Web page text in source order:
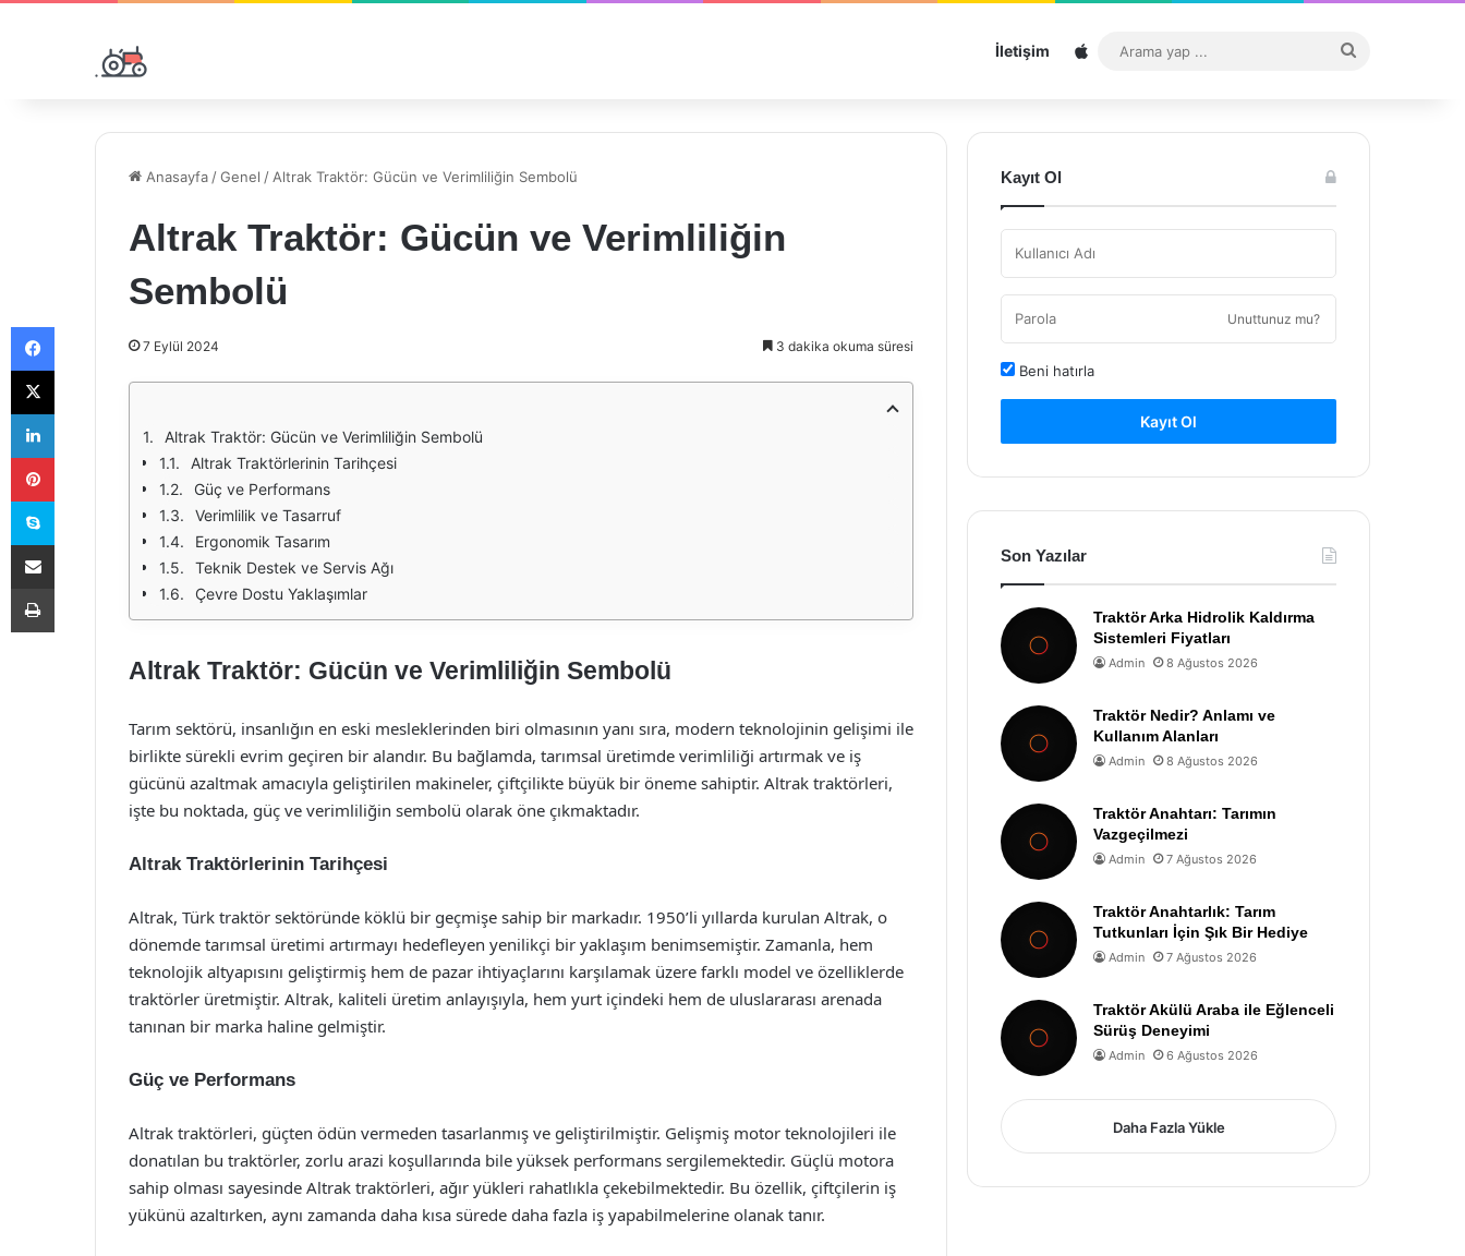
İletişim Sitemap
...
Anasayfa /Genel / Altrak Traktör: Gücün ve Verimliliğin Sembolü
Altrak Traktör: Gücün ve Verimliliğin
Sembolü
7 Eylül 2024 3 dakika okuma süresi
Altrak Traktör: Gücün ve Verimliliğin Sembolü
Altrak Traktörlerinin Tarihçesi
Güç ve Performans
Verimlilik ve Tasarruf
Ergonomik Tasarım
Teknik Destek ve Servis Ağı
Çevre Dostu Yaklaşımlar
Altrak Traktör: Gücün ve Verimliliğin Sembolü
Tarım sektörü, insanlığın en eski mesleklerinden biri olmasının yanı sıra, modern teknolojinin gelişimi ile
birlikte sürekli evrim geçiren bir alandır. Bu bağlamda, tarımsal üretimde verimliliği artırmak ve iş
gücünü azaltmak amacıyla geliştirilen makineler, çiftçilikte büyük bir öneme sahiptir. Altrak traktörleri,
işte bu noktada, güç ve verimliliğin sembolü olarak öne çıkmaktadır.
Altrak Traktörlerinin Tarihçesi
Altrak, Türk traktör sektöründe köklü bir geçmişe sahip bir markadır. 1950’li yıllarda kurulan Altrak, o
dönemde tarımsal üretimi artırmayı hedefleyen yenilikçi bir yaklaşım benimsemiştir. Zamanla, hem
teknolojik altyapısını geliştirmiş hem de pazar ihtiyaçlarını karşılamak üzere farklı model ve özelliklerde
traktörler üretmiştir. Altrak, kaliteli üretim anlayışıyla, hem yurt içindeki hem de uluslararası arenada
tanınan bir marka haline gelmiştir.
Güç ve Performans
Altrak traktörleri, güçten ödün vermeden tasarlanmış ve geliştirilmiştir. Gelişmiş motor teknolojileri ile
donatılan bu traktörler, zorlu arazi koşullarında bile yüksek performans sergilemektedir. Güçlü motora
sahip olması sayesinde Altrak traktörleri, ağır yükleri rahatlıkla çekebilmektedir. Bu özellik, çiftçilerin iş
yükünü azaltırken, aynı zamanda daha kısa sürede daha fazla iş yapabilmelerine olanak tanır.
Kayıt Ol
Unuttunuz mu?
Beni hatırla
Kayıt Ol
Son Yazılar
Traktör Arka Hidrolik Kaldırma
Sistemleri Fiyatları
Admin 8 Ağustos 2026
Traktör Nedir? Anlamı ve
Kullanım Alanları
Admin 8 Ağustos 2026
Traktör Anahtarı: Tarımın
Vazgeçilmezi
Admin 7 Ağustos 2026
Traktör Anahtarlık: Tarım
Tutkunları İçin Şık Bir Hediye
Admin 7 Ağustos 2026
Traktör Akülü Araba ile Eğlenceli
Sürüş Deneyimi
Admin 6 Ağustos 2026
Daha Fazla Yükle
Facebook
X
LinkedIn
Pinterest
Skype
E-Posta ile paylaş